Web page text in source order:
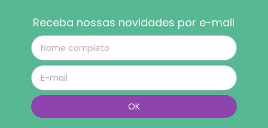
Receba nossas novidades por e-mail